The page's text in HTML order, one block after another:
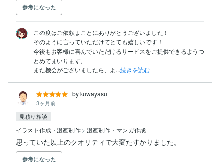
参考になった
この度はご依頼まことにありがとうございました！
そのように言っていただけてとても嬉しいです！
今後もお客様に喜んでいただけるサービスをご提供できるようつ
とめてまいります。
また機会がございましたら、よ...続きを読む
by kuwayasu
3ヶ月前
見積り相談
イラスト作成・漫画制作 > 漫画制作・マンガ作成
思っていた以上のクオリティで大変たすかりました。
参考になった